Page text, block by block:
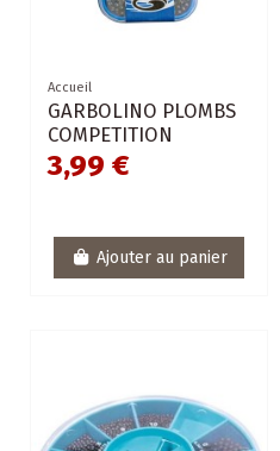
Accueil
GARBOLINO PLOMBS
COMPETITION
3,99 €
Ajouter au panier